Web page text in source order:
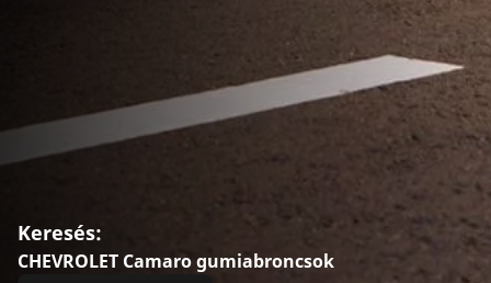
Keresés:
CHEVROLET Camaro gumiabroncsok